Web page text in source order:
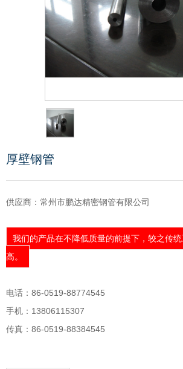
厚壁钢管
供应商：常州市鹏达精密钢管有限公司
我们的产品在不降低质量的前提下，较之传
高。
电话：86-0519-88774545
手机：13806115307
传真：86-0519-88384545